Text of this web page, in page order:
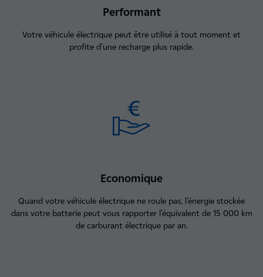
Performant
Votre véhicule électrique peut être utilisé à tout moment et
profite d’une recharge plus rapide.
Economique
Quand votre véhicule électrique ne roule pas, l’énergie stockée
dans votre batterie peut vous rapporter l’équivalent de 15 000 km
de carburant électrique par an.